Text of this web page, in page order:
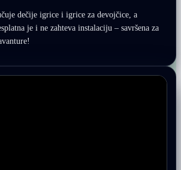
dečije igrice i igrice za devojčice, a
je i ne zahteva instalaciju – savršena za